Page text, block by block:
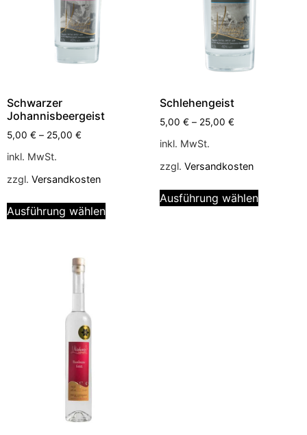
Schwarzer
Johannisbeergeist
5,00 € – 25,00 €
inkl. MwSt.
zzgl. Versandkosten
Ausführung wählen
Schlehengeist
5,00 € – 25,00 €
inkl. MwSt.
zzgl. Versandkosten
Ausführung wählen